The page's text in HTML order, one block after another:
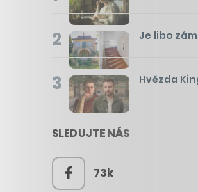
2 Je libo
3 Hvězda
SLEDUJTE NÁS
73k